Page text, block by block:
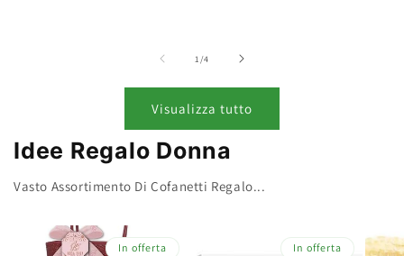
1/su
4
Visualizza tutto
Idee Regalo Donna
Vasto Assortimento Di Cofanetti Regalo...
In offerta In offerta